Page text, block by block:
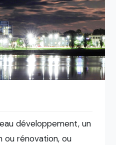
développement, un
rénovation, ou